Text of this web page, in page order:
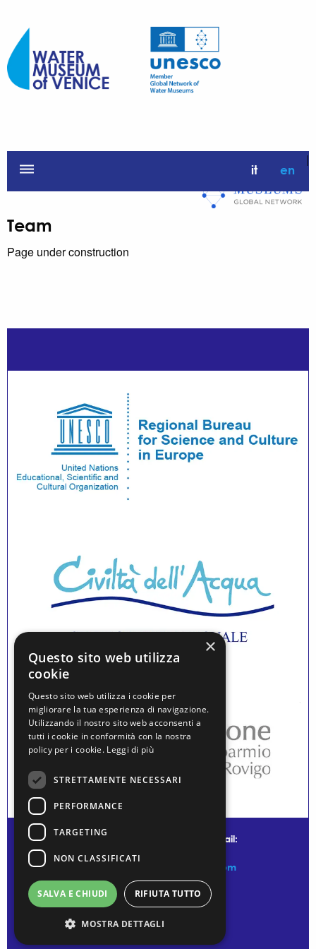
it
|
en
dehaze
Team
Page under construction
© water museum of venice - mail:
info@watermuseumofvenice.com
×
Questo sito web utilizza
cookie
Questo sito web utilizza i cookie per
migliorare la tua esperienza di navigazione.
Utilizzando il nostro sito web acconsenti a
tutti i cookie in conformità con la nostra
policy per i cookie. Leggi di più
STRETTAMENTE NECESSARI
PERFORMANCE
TARGETING
NON CLASSIFICATI
SALVA E CHIUDI RIFIUTA TUTTO
MOSTRA DETTAGLI